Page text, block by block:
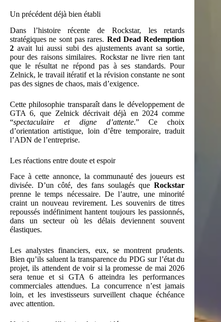
Un précédent déjà bien établi
Dans l’histoire récente de Rockstar, les retards
stratégiques ne sont pas rares. Red Dead Redemption
2 avait lui aussi subi des ajustements avant sa sortie,
pour des raisons similaires. Rockstar ne livre rien tant
que le résultat ne répond pas à ses standards. Pour
Zelnick, le travail itératif et la révision constante ne sont
pas des signes de chaos, mais d’exigence.
Cette philosophie transparaît dans le développement de
GTA 6, que Zelnick décrivait déjà en 2024 comme
“spectaculaire et digne d’attente.” Ce choix
d’orientation artistique, loin d’être temporaire, traduit
l’ADN de l’entreprise.
Les réactions entre doute et espoir
Face à cette annonce, la communauté des joueurs est
divisée. D’un côté, des fans soulagés queRockstar
prenne le temps nécessaire. De l’autre, une minorité
craint un nouveau revirement. Les souvenirs de titres
repoussés indéfiniment hantent toujours les passionnés,
dans un secteur où les délais deviennent souvent
élastiques.
Les analystes financiers, eux, se montrent prudents.
Bien qu’ils saluent la transparence du PDG sur l’état du
projet, ils attendent de voir si la promesse de mai 2026
sera tenue et si GTA 6 atteindra les performances
commerciales attendues. La concurrence n’est jamais
loin, et les investisseurs surveillent chaque échéance
avec attention.